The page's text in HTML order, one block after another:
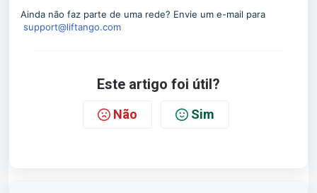
Ainda não faz parte de uma rede? Envie um e-mail para
support@liftango.com
Este artigo foi útil?
Não Sim